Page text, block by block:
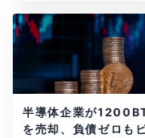
半導体企業が
を売却、負債ゼロも